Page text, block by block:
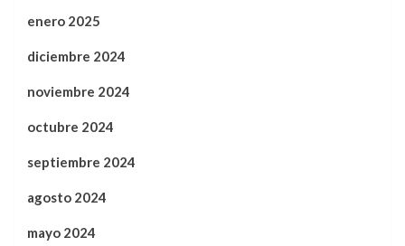
enero 2025
diciembre 2024
noviembre 2024
octubre 2024
septiembre 2024
agosto 2024
mayo 2024